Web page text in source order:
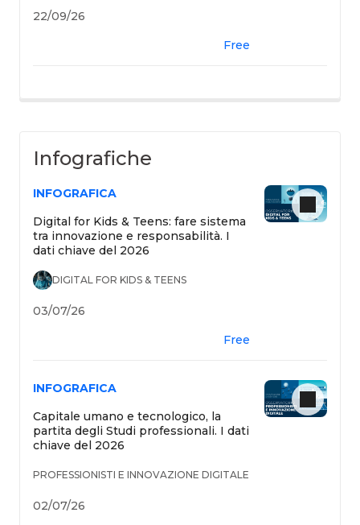
22/09/26
Free
Infografiche
DIGITAL FOR KIDS & TEENS
INFOGRAFICA
Digital for Kids & Teens: fare sistema
tra innovazione e responsabilità. I
dati chiave del 2026
03/07/26
Free
PROFESSIONISTI E INNOVAZIONE DIGITALE
INFOGRAFICA
Capitale umano e tecnologico, la
partita degli Studi professionali. I dati
chiave del 2026
02/07/26